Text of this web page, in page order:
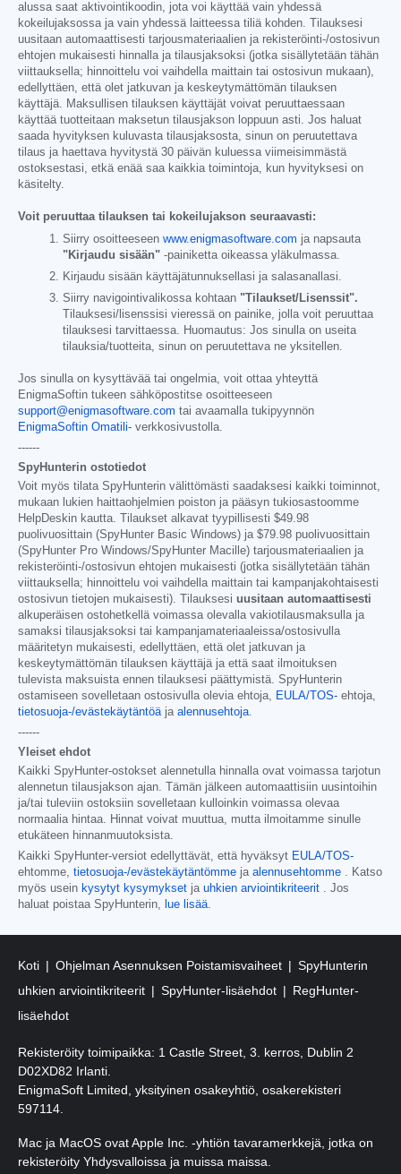
alussa saat aktivointikoodin, jota voi käyttää vain yhdessä
kokeilujaksossa ja vain yhdessä laitteessa tiliä kohden. Tilauksesi
uusitaan automaattisesti tarjousmateriaalien ja rekisteröinti-/ostosivun
ehtojen mukaisesti hinnalla ja tilausjaksoksi (jotka sisällytetään tähän
viittauksella; hinnoittelu voi vaihdella maittain tai ostosivun mukaan),
edellyttäen, että olet jatkuvan ja keskeytymättömän tilauksen
käyttäjä. Maksullisen tilauksen käyttäjät voivat peruuttaessaan
käyttää tuotteitaan maksetun tilausjakson loppuun asti. Jos haluat
saada hyvityksen kuluvasta tilausjaksosta, sinun on peruutettava
tilaus ja haettava hyvitystä 30 päivän kuluessa viimeisimmästä
ostoksestasi, etkä enää saa kaikkia toimintoja, kun hyvityksesi on
käsitelty.
Voit peruuttaa tilauksen tai kokeilujakson seuraavasti:
Siirry osoitteeseen www.enigmasoftware.com ja napsauta
"Kirjaudu sisään" -painiketta oikeassa yläkulmassa.
Kirjaudu sisään käyttäjätunnuksellasi ja salasanallasi.
Siirry navigointivalikossa kohtaan "Tilaukset/Lisenssit".
Tilauksesi/lisenssisi vieressä on painike, jolla voit peruuttaa
tilauksesi tarvittaessa. Huomautus: Jos sinulla on useita
tilauksia/tuotteita, sinun on peruutettava ne yksitellen.
Jos sinulla on kysyttävää tai ongelmia, voit ottaa yhteyttä
EnigmaSoftin tukeen sähköpostitse osoitteeseen
support@enigmasoftware.com tai avaamalla tukipyynnön
EnigmaSoftin Omatili- verkkosivustolla.
------
SpyHunterin ostotiedot
Voit myös tilata SpyHunterin välittömästi saadaksesi kaikki toiminnot,
mukaan lukien haittaohjelmien poiston ja pääsyn tukiosastoomme
HelpDeskin kautta. Tilaukset alkavat tyypillisesti $49.98
puolivuosittain (SpyHunter Basic Windows) ja $79.98 puolivuosittain
(SpyHunter Pro Windows/SpyHunter Macille) tarjousmateriaalien ja
rekisteröinti-/ostosivun ehtojen mukaisesti (jotka sisällytetään tähän
viittauksella; hinnoittelu voi vaihdella maittain tai kampanjakohtaisesti
ostosivun tietojen mukaisesti). Tilauksesi uusitaan automaattisesti
alkuperäisen ostohetkellä voimassa olevalla vakiotilausmaksulla ja
samaksi tilausjaksoksi tai kampanjamateriaaleissa/ostosivulla
määritetyn mukaisesti, edellyttäen, että olet jatkuvan ja
keskeytymättömän tilauksen käyttäjä ja että saat ilmoituksen
tulevista maksuista ennen tilauksesi päättymistä. SpyHunterin
ostamiseen sovelletaan ostosivulla olevia ehtoja, EULA/TOS- ehtoja,
tietosuoja-/evästekäytäntöäja alennusehtoja.
------
Yleiset ehdot
Kaikki SpyHunter-ostokset alennetulla hinnalla ovat voimassa tarjotun
alennetun tilausjakson ajan. Tämän jälkeen automaattisiin uusintoihin
ja/tai tuleviin ostoksiin sovelletaan kulloinkin voimassa olevaa
normaalia hintaa. Hinnat voivat muuttua, mutta ilmoitamme sinulle
etukäteen hinnanmuutoksista.
Kaikki SpyHunter-versiot edellyttävät, että hyväksyt EULA/TOS-
ehtomme, tietosuoja-/evästekäytäntömme ja alennusehtomme . Katso
myös usein kysytyt kysymykset ja uhkien arviointikriteerit . Jos
haluat poistaa SpyHunterin, lue lisää.
Koti Ohjelman Asennuksen Poistamisvaiheet
SpyHunterin
uhkien arviointikriteerit
SpyHunter-lisäehdot
RegHunter-
lisäehdot
Rekisteröity toimipaikka: 1 Castle Street, 3. kerros, Dublin 2
D02XD82 Irlanti.
EnigmaSoft Limited, yksityinen osakeyhtiö, osakerekisteri
597114.
Mac ja MacOS ovat Apple Inc. -yhtiön tavaramerkkejä, jotka on
rekisteröity Yhdysvalloissa ja muissa maissa.